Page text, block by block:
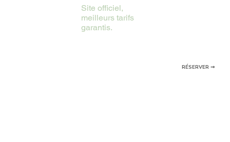
RÉSERVER ➞
Site officiel,
meilleurs tarifs
garantis.